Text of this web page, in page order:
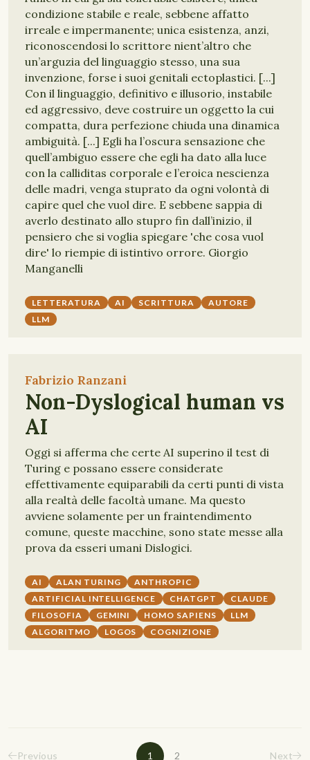
condizione stabile e reale, sebbene affatto
irreale e impermanente; unica esistenza, anzi,
riconoscendosi lo scrittore nient’altro che
un’arguzia del linguaggio stesso, una sua
invenzione, forse i suoi genitali ectoplastici. [...]
Con il linguaggio, definitivo e illusorio, instabile
ed aggressivo, deve costruire un oggetto la cui
compatta, dura perfezione chiuda una dinamica
ambiguità. [...] Egli ha l’oscura sensazione che
quell’ambiguo essere che egli ha dato alla luce
con la calliditas corporale e l’eroica nescienza
delle madri, venga stuprato da ogni volontà di
capire quel che vuol dire. E sebbene sappia di
averlo destinato allo stupro fin dall’inizio, il
pensiero che si voglia spiegare 'che cosa vuol
dire' lo riempie di istintivo orrore. Giorgio
Manganelli
LETTERATURA AI SCRITTURA
AUTORE
LLM
Fabrizio Ranzani
Non-Dyslogical human vs
AI
Oggi si afferma che certe AI superino il test di
Turing e possano essere considerate
effettivamente equiparabili da certi punti di vista
alla realtà delle facoltà umane. Ma questo
avviene solamente per un fraintendimento
comune, queste macchine, sono state messe alla
prova da esseri umani Dislogici.
AI ALAN TURING
ANTHROPIC
ARTIFICIAL INTELLIGENCE
CHATGPT
CLAUDE
FILOSOFIA
GEMINI HOMO SAPIENS
LLM
ALGORITMO
LOGOS COGNIZIONE
Previous 1 2 Next